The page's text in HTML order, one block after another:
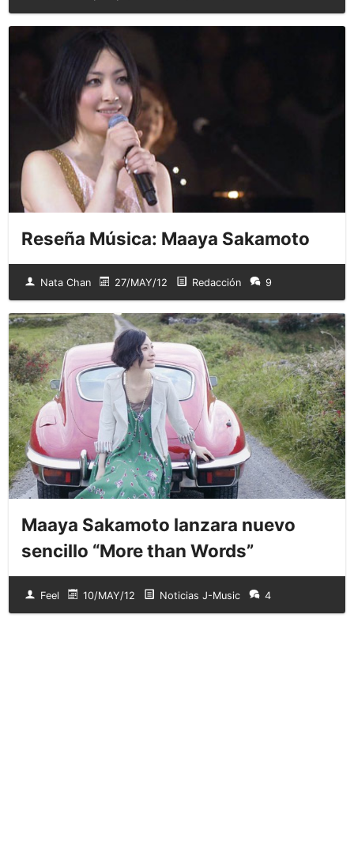
Reseña Música: Maaya Sakamoto
Nata Chan 27/MAY/12 Redacción 9
Maaya Sakamoto lanzara nuevo
sencillo “More than Words”
Feel 10/MAY/12 Noticias J-Music 4